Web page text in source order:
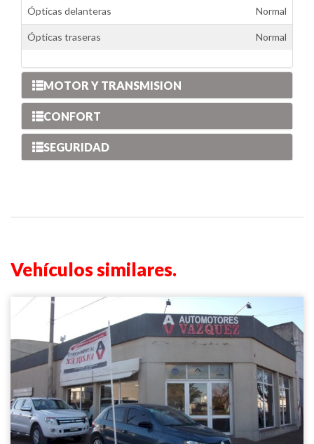
Ópticas delanteras Normal
Ópticas traseras Normal
MOTOR Y TRANSMISION
CONFORT
SEGURIDAD
Vehículos similares.